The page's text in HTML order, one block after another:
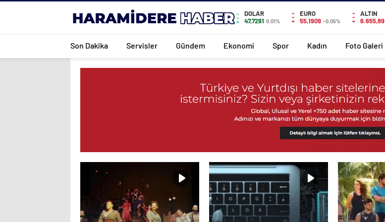
DOLAR
47,7291 0.01%
EURO
55,1909 -0.05%
ALTIN
6.655,89
Son Dakika Servisler Gündem Ekonomi Spor Kadın Foto Galeri